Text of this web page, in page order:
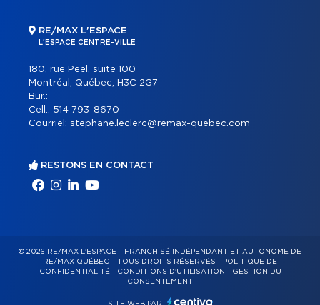
RE/MAX L'ESPACE
L'ESPACE CENTRE-VILLE
180, rue Peel, suite 100
Montréal, Québec, H3C 2G7
Bur.:
Cell.: 514 793-8670
Courriel: stephane.leclerc@remax-quebec.com
RESTONS EN CONTACT
© 2026 RE/MAX L'ESPACE – FRANCHISÉ INDÉPENDANT ET AUTONOME DE
RE/MAX QUÉBEC – TOUS DROITS RÉSERVÉS - POLITIQUE DE
CONFIDENTIALITÉ- CONDITIONS D'UTILISATION - GESTION DU
CONSENTEMENT
SITE WEB PAR